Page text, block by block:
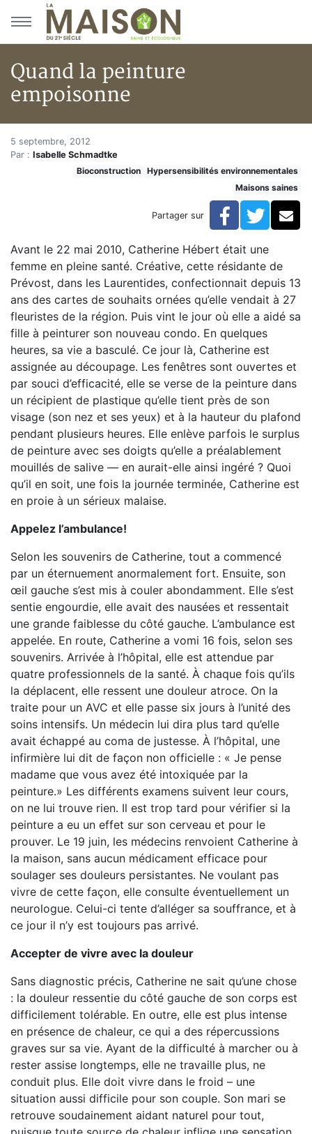
Aller au menu principal
Aller au contenu principal
Quand la peinture
empoisonne
Accueil
Articles
Maisons saines
Quand la peinture empoisonne
Quand la peinture empoisonne
5 septembre, 2012
Par : Isabelle Schmadtke
Bioconstruction
Hypersensibilités environnementales
Maisons saines
Partager sur Facebook
Avant le 22 mai 2010, Catherine Hébert était une
femme en pleine santé. Créative, cette résidante de
Prévost, dans les Laurentides, confectionnait depuis 13
ans des cartes de souhaits ornées qu’elle vendait à 27
fleuristes de la région. Puis vint le jour où elle a aidé sa
fille à peinturer son nouveau condo. En quelques
heures, sa vie a basculé. Ce jour là, Catherine est
assignée au découpage. Les fenêtres sont ouvertes et
par souci d’efficacité, elle se verse de la peinture dans
un récipient de plastique qu’elle tient près de son
visage (son nez et ses yeux) et à la hauteur du plafond
pendant plusieurs heures. Elle enlève parfois le surplus
de peinture avec ses doigts qu’elle a préalablement
mouillés de salive — en aurait-elle ainsi ingéré ? Quoi
qu’il en soit, une fois la journée terminée, Catherine est
en proie à un sérieux malaise.
Appelez l’ambulance!
Selon les souvenirs de Catherine, tout a commencé
par un éternuement anormalement fort. Ensuite, son
œil gauche s’est mis à couler abondamment. Elle s’est
sentie engourdie, elle avait des nausées et ressentait
une grande faiblesse du côté gauche. L’ambulance est
appelée. En route, Catherine a vomi 16 fois, selon ses
souvenirs. Arrivée à l’hôpital, elle est attendue par
quatre professionnels de la santé. À chaque fois qu’ils
la déplacent, elle ressent une douleur atroce. On la
traite pour un AVC et elle passe six jours à l’unité des
soins intensifs. Un médecin lui dira plus tard qu’elle
avait échappé au coma de justesse. À l’hôpital, une
infirmière lui dit de façon non officielle : « Je pense
madame que vous avez été intoxiquée par la
peinture.» Les différents examens suivent leur cours,
on ne lui trouve rien. Il est trop tard pour vérifier si la
peinture a eu un effet sur son cerveau et pour le
prouver. Le 19 juin, les médecins renvoient Catherine à
la maison, sans aucun médicament efficace pour
soulager ses douleurs persistantes. Ne voulant pas
vivre de cette façon, elle consulte éventuellement un
neurologue. Celui-ci tente d’alléger sa souffrance, et à
ce jour il n’y est toujours pas arrivé.
Accepter de vivre avec la douleur
Sans diagnostic précis, Catherine ne sait qu’une chose
: la douleur ressentie du côté gauche de son corps est
difficilement tolérable. En outre, elle est plus intense
en présence de chaleur, ce qui a des répercussions
graves sur sa vie. Ayant de la difficulté à marcher ou à
rester assise longtemps, elle ne travaille plus, ne
conduit plus. Elle doit vivre dans le froid – une
situation aussi difficile pour son couple. Son mari se
retrouve soudainement aidant naturel pour tout,